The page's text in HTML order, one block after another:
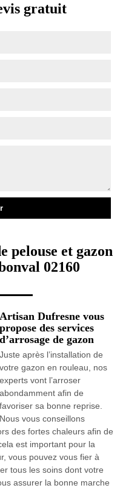
gratuit
pelouse et gazon
02160
Artisan Dufresne vous
propose des services
d’arrosage de gazon
Juste après l’installation de
votre gazon en rouleau, nos
experts vont l’arroser
abondamment afin de
favoriser sa bonne reprise.
Nous vous conseillons
des fortes chaleurs afin de
est important pour la
vous pouvez vous fier à
tous les soins dont votre
assurer la bonne marche